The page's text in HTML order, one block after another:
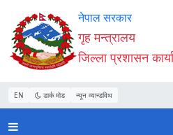
Accessibility
Mode
सुरु
गर्नुहोस्
सामाग्री
पढ्नुहाेस्
नेभिगेसन
पढ्नुहाेस्
वेबसाइट
खोजमा
जानुहोस्
नेपाल सरकार
गृह मन्त्रालय
जिल्ला प्रशासन
EN डार्क मोड न्यून व्यान्डविथ